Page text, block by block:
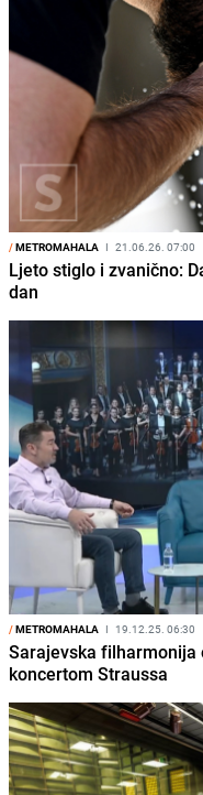
/METROMAHALA I 21.06.26. 07:00
Ljeto stiglo i zvanično:
dan
/METROMAHALA I 19.12.25. 06:30
Sarajevska filharmonija
koncertom Straussa